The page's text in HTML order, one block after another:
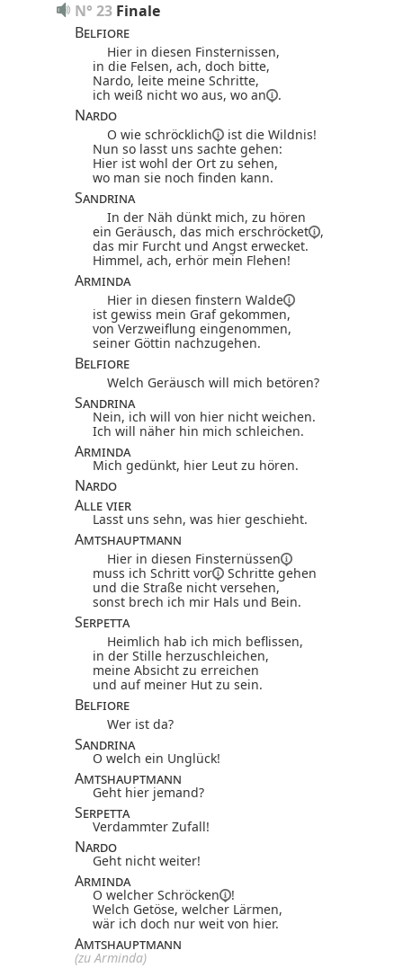
N° 23 Finale
Belfiore
Hier in diesen Finsternissen,
in die Felsen, ach, doch bitte,
Nardo, leite meine Schritte,
ich weiß nicht wo aus, wo an .
Nardo
O wie schröcklich
ist die Wildnis!
Nun so lasst uns sachte gehen:
Hier ist wohl der Ort zu sehen,
wo man sie noch finden kann.
Sandrina
In der Näh dünkt mich, zu hören
ein Geräusch, das mich erschröcket
,
das mir Furcht und Angst erwecket.
Himmel, ach, erhör mein Flehen!
Arminda
Hier in diesen finstern Walde
ist gewiss mein Graf gekommen,
von Verzweiflung eingenommen,
seiner Göttin nachzugehen.
Belfiore
Welch Geräusch will mich betören?
Sandrina
Nein, ich will von hier nicht weichen.
Ich will näher hin mich schleichen.
Arminda
Mich gedünkt, hier Leut zu hören.
Nardo
Alle vier
Lasst uns sehn, was hier geschieht.
Amtshauptmann
Hier in diesen Finsternüssen
muss ich Schritt vor
Schritte gehen
und die Straße nicht versehen,
sonst brech ich mir Hals und Bein.
Serpetta
Heimlich hab ich mich beflissen,
in der Stille herzuschleichen,
meine Absicht zu erreichen
und auf meiner Hut zu sein.
Belfiore
Wer ist da?
Sandrina
O welch ein Unglück!
Amtshauptmann
Geht hier jemand?
Serpetta
Verdammter Zufall!
Nardo
Geht nicht weiter!
Arminda
O welcher Schröcken
!
Welch Getöse, welcher Lärmen,
wär ich doch nur weit von hier.
Amtshauptmann
(zu Arminda)